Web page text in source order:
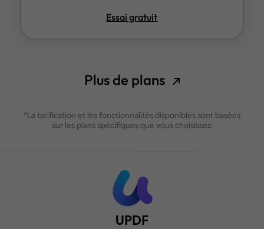
Essai gratuit
Plus de plans
*La tarification et les fonctionnalités disponibles sont basées
sur les plans spécifiques que vous choisissez.
UPDF